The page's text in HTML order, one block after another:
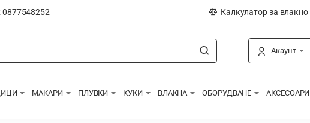
Калкулатор за влакно
Акаунт
МАКАРИ ПЛУВКИ КУКИ ВЛАКНА ОБОРУДВАНЕ АКСЕСОАРИ